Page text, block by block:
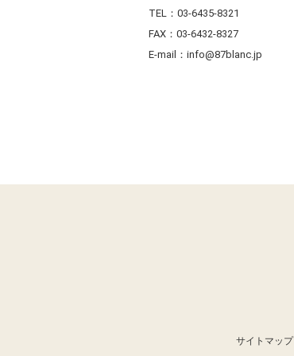
TEL：03-6435-8321
FAX：03-6432-8327
E-mail：info@87blanc.jp
サイトマップ